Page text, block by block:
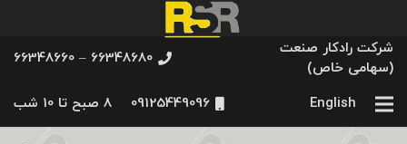
شرکت رادکار صنعت
(سهامی خاص)
66348680 – 66348660
English
09125449096 8 صبح تا 10 شب